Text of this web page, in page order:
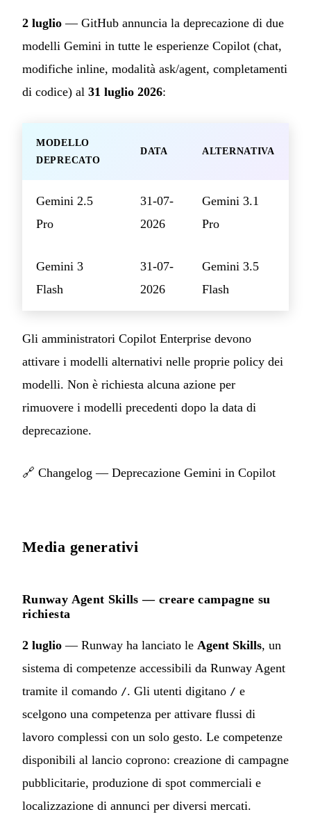
2 luglio — GitHub annuncia la deprecazione di due
modelli Gemini in tutte le esperienze Copilot (chat,
modifiche inline, modalità ask/agent, completamenti
di codice) al 31 luglio 2026:
MODELLO
DEPRECATO
DATA ALTERNATIVA
Gemini 2.5
Pro
31-07-
2026
Gemini 3.1
Pro
Gemini 3
Flash
31-07-
2026
Gemini 3.5
Flash
Gli amministratori Copilot Enterprise devono
attivare i modelli alternativi nelle proprie policy dei
modelli. Non è richiesta alcuna azione per
rimuovere i modelli precedenti dopo la data di
deprecazione.
🔗 Changelog — Deprecazione Gemini in Copilot
Media generativi
Runway Agent Skills — creare campagne su
richiesta
2 luglio — Runway ha lanciato le Agent Skills, un
sistema di competenze accessibili da Runway Agent
tramite il comando /. Gli utenti digitano / e
scelgono una competenza per attivare flussi di
lavoro complessi con un solo gesto. Le competenze
disponibili al lancio coprono: creazione di campagne
pubblicitarie, produzione di spot commerciali e
localizzazione di annunci per diversi mercati.